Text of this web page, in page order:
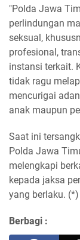
"Polda Jawa
perlindungan
seksual,
profesional,
instansi terkait.
tidak ragu
mencurigai
anak maupun
Saat ini
Polda Jawa
melengkapi
kepada jaksa
yang berlaku. (*)
Berbagi :